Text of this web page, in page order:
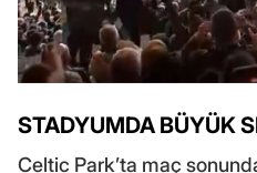
STADYUMDA BÜYÜK
Celtic Park’ta maç